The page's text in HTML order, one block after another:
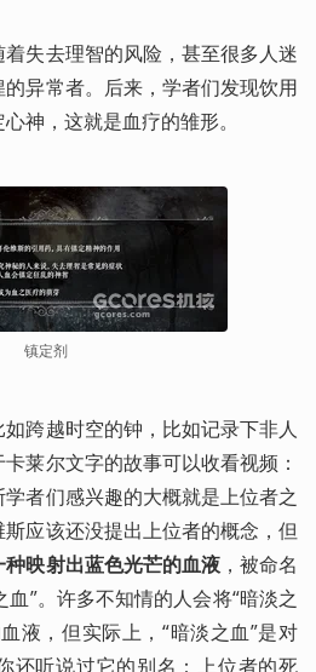
失去理智的风险，甚至很多人迷
异常者。后来，学者们发现饮用
神，这就是血疗的雏形。
镇定剂
跨越时空的钟，比如记录下非人
莱尔文字的故事可以收看视频：
者们感兴趣的大概就是上位者之
应该还没提出上位者的概念，但
映射出蓝色光芒的血液，被命名
血”。许多不知情的人会将“暗淡之
液，但实际上，“暗淡之血”是对
还听说过它的别名：上位者的死